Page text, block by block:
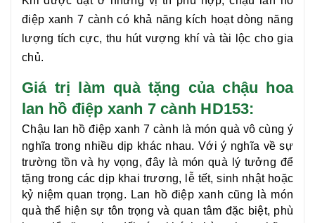
điệp xanh 7 cành có khả năng kích hoạt dòng năng
lượng tích cực, thu hút vượng khí và tài lộc cho gia
chủ.
Giá trị làm quà tặng của chậu hoa
lan hồ điệp xanh 7 cành HD153:
Chậu lan hồ điệp xanh 7 cành là món quà vô cùng ý
nghĩa trong nhiều dịp khác nhau. Với ý nghĩa về sự
trường tồn và hy vọng, đây là món quà lý tưởng để
tặng trong các dịp khai trương, lễ tết, sinh nhật hoặc
kỷ niệm quan trọng. Lan hồ điệp xanh cũng là món
quà thể hiện sự tôn trọng và quan tâm đặc biệt, phù